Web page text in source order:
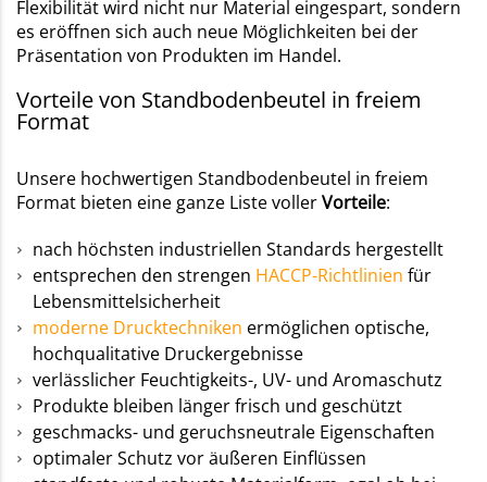
Flexibilität wird nicht nur Material eingespart, sondern
es eröffnen sich auch neue Möglichkeiten bei der
Präsentation von Produkten im Handel.
Vorteile von Standbodenbeutel in freiem
Format
Unsere hochwertigen Standbodenbeutel in freiem
Format bieten eine ganze Liste vollerVorteile:
nach höchsten industriellen Standards hergestellt
entsprechen den strengen HACCP-Richtlinien für
Lebensmittelsicherheit
moderne Drucktechniken ermöglichen optische,
hochqualitative Druckergebnisse
verlässlicher Feuchtigkeits-, UV- und Aromaschutz
Produkte bleiben länger frisch und geschützt
geschmacks- und geruchsneutrale Eigenschaften
optimaler Schutz vor äußeren Einflüssen